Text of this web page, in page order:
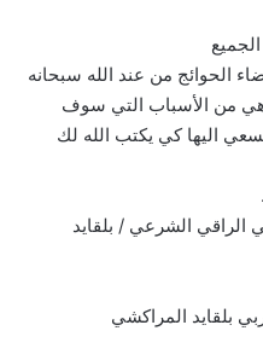
الحوائج من عند الله سبحانه
هي من الأسباب التي سوف
اليها كي يكتب الله لك
الراقي الشرعي / بلقايد
بلقايد المراكشي